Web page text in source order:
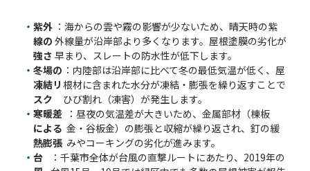
紫外
線の
強さ
：海からの雲や霧の影響が少ないため、晴天時の紫
外線量が沿岸部より多くなります。屋根塗膜の劣化が
早まり、スレートの防水性が低下します。
冬場の
凍結リ
スク
：内陸部は沿岸部に比べて冬の最低気温が低く、屋
根材に含まれた水分が凍結・膨張を繰り返すことで
ひび割れ（凍害）が発生します。
寒暖差
による
熱膨張
：昼夜の気温差が大きいため、金属部材（棟板
金・谷板金）の膨張と収縮が繰り返され、釘の緩
みやコーキングの劣化が進みます。
台
：千葉市全体が台風の直撃ルートにあたり、2019年の